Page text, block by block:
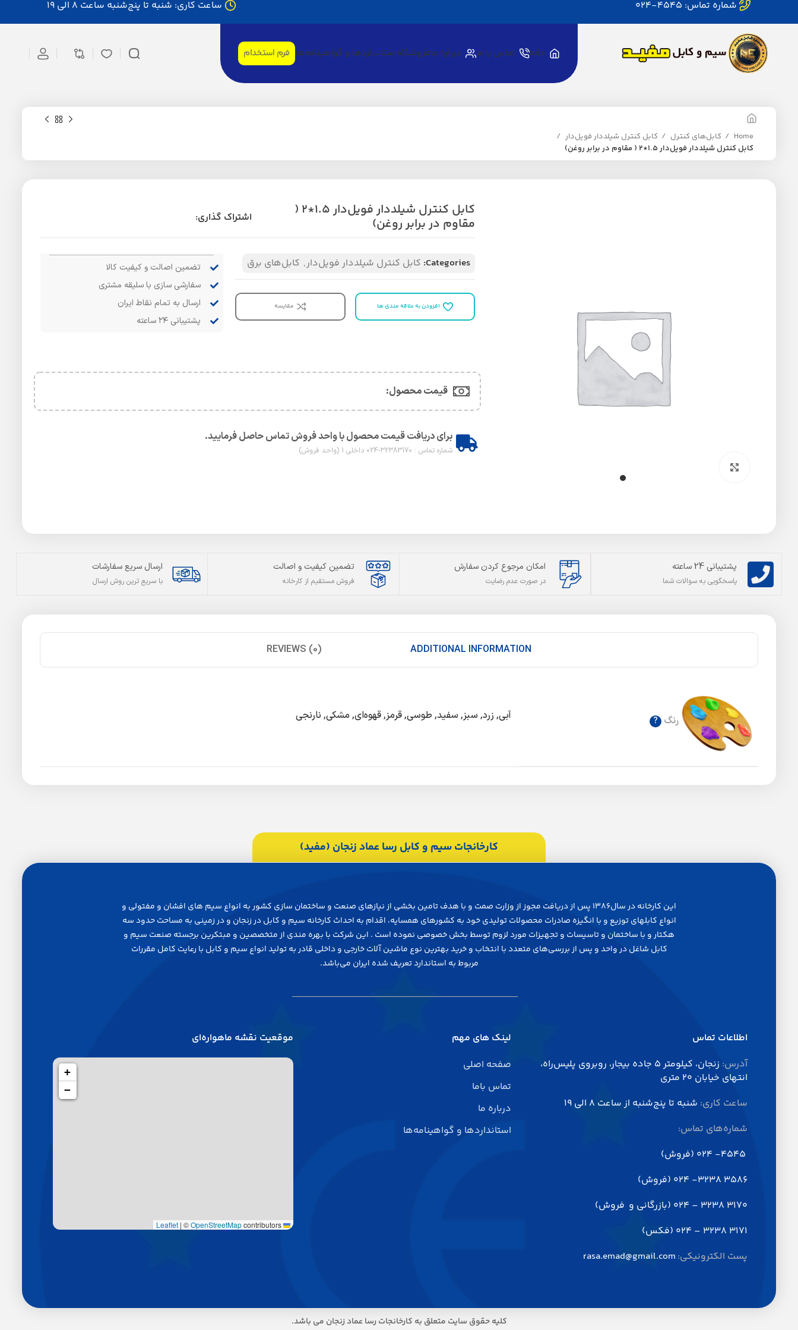
شماره تماس: 4545-024 ساعت کاری: شنبه تا پنج‌شنبه ساعت 8 الی 19
خانه تماس با ما درباره مافروشگاهاستانداردها و گواهینامه‌ها فرم استخدام
Home کابل‌های کنترل
کابل کنترل شیلددار فویل‌دار
کابل کنترل شیلددار فویل‌دار 1.5*2 ( مقاوم در برابر روغن)
کابل کنترل شیلددار فویل‌دار 1.5*2 (
مقاوم در برابر روغن) اشتراک گذاری:
Categories: کابل کنترل شیلددار فویل‌دار, کابل‌های برق
افزودن به علاقه مندی ها مقایسه
تضمین اصالت و کیفیت کالا
سفارشی سازی با سلیقه مشتری
ارسال به تمام نقاط ایران
پشتیبانی ۲۴ ساعته
قیمت محصول:​
برای دریافت قیمت محصول با واحد فروش تماس حاصل فرمایید.
شماره تماس : 32383170-024 داخلی 1 (واحد فروش)
پشتیبانی 24 ساعته
پاسخگویی به سوالات شما
امکان مرجوع کردن سفارش
در صورت عدم رضایت
تضمین کیفیت و اصالت
فروش مستقیم از کارخانه
ارسال سریع سفارشات
با سریع ترین روش ارسال
ADDITIONAL INFORMATION
REVIEWS (0)
رنگ آبی, زرد, سبز, سفید, طوسی, قرمز, قهوه‌ای, مشکی, نارنجی
کارخانجات سیم و کابل رسا عماد زنجان (مفید)
اين كارخانه در سال1386 پس از دريافت مجوز از وزارت صمت و با هدف تامين بخشي از نيازهاي صنعت و ساختمان سازي كشور به انواع سيم هاي افشان و مفتولي و
انواع كابلهاي توزيع و با انگيزه صادرات محصولات توليدي خود به كشورهاي همسايه، اقدام به احداث كارخانه سيم و كابل در زنجان و در زميني به مساحت حدود سه
هكتار و با ساختمان و تاسيسات و تجهيزات مورد لزوم توسط بخش خصوصي نموده است . اين شركت با بهره مندي از متخصصين و مبتكرين برجسته صنعت سيم و
كابل شاغل در واحد و پس از بررسي‌هاي متعدد با انتخاب و خريد بهترين نوع ماشين آلات خارجي و داخلي قادر به توليد انواع سيم و كابل با رعايت كامل مقررات
مربوط به استاندارد تعريف شده ايران مي‌باشد.
اطلاعات تماس
آدرس:
زنجان، کیلومتر 5 جاده بیجار، روبروی پلیس‌راه،
انتهای خیابان 20 متری
ساعت کاری: شنبه تا پنج‌شنبه از ساعت 8 الی 19
شماره‌های تماس:
3586 3238- 024 (فروش)
3170 3238 – 024 (بازرگانی و فروش)
3171 3238 – 024 (فکس)
پست الکترونیکی:
لینک های مهم
صفحه اصلی
تماس باما
درباره ما
استانداردها و گواهینامه‌ها
موقعیت نقشه ماهواره‌ای
+
−
Leaflet
| ©OpenStreetMapcontributors
کلیه حقوق سایت متعلق به کارخانجات رسا عماد زنجان می باشد.